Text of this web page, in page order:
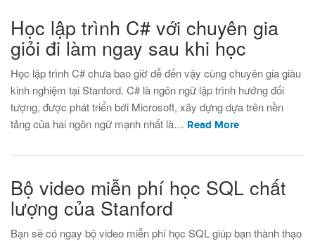
Học lập trình C# với chuyên gia
giỏi đi làm ngay sau khi học
Học lập trình C# chưa bao giờ dễ đến vậy cùng chuyên gia giàu
kinh nghiệm tại Stanford. C# là ngôn ngữ lập trình hướng đối
tượng, được phát triển bới Microsoft, xây dựng dựa trên nền
tảng của hai ngôn ngữ mạnh nhất là… Read More
Bộ video miễn phí học SQL chất
lượng của Stanford
Bạn sẽ có ngay bộ video miễn phí học SQL giúp bạn thành thạo